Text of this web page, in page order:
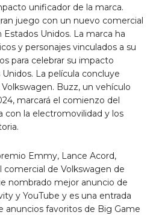
unificador de la marca.
juego con un nuevo comercial
Estados Unidos. La marca ha
y personajes vinculados a su
para celebrar su impacto
La película concluye
Buzz, un vehículo
marcará el comienzo del
con la electromovilidad y los
Emmy, Lance Acord,
de Volkswagen de
nombrado mejor anuncio de
y YouTube y es una entrada
anuncios favoritos de Big Game